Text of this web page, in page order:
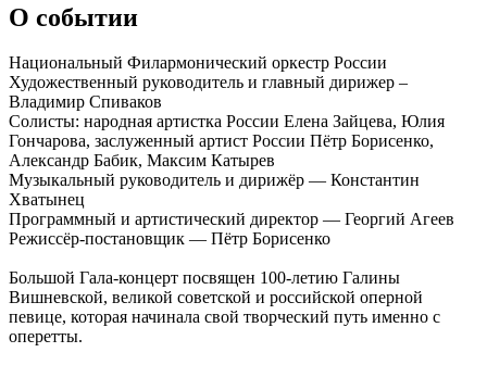
О событии
Национальный Филармонический оркестр России
Художественный руководитель и главный дирижер –
Владимир Спиваков
Солисты: народная артистка России Елена Зайцева, Юлия
Гончарова, заслуженный артист России Пётр Борисенко,
Александр Бабик, Максим Катырев
Музыкальный руководитель и дирижёр — Константин
Хватынец
Программный и артистический директор — Георгий Агеев
Режиссёр-постановщик — Пётр Борисенко
Большой Гала-концерт посвящен 100-летию Галины
Вишневской, великой советской и российской оперной
певице, которая начинала свой творческий путь именно с
оперетты.